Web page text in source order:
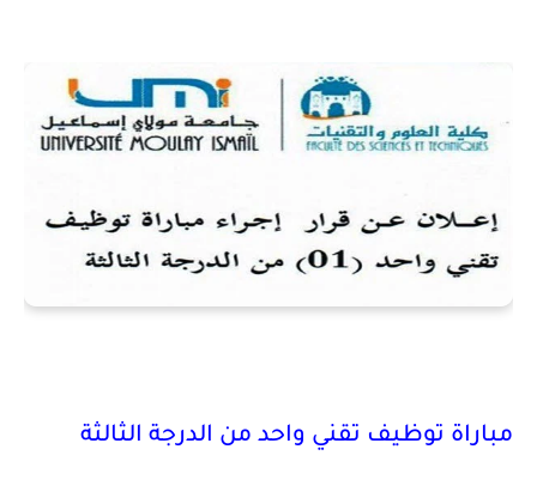
مباراة توظيف تقني واحد من الدرجة الثالثة